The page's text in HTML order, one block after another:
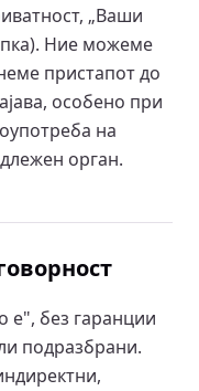
„Ваши
Ние можеме
пристапот до
особено при
на
орган.
е", без гаранции
подразбрани.